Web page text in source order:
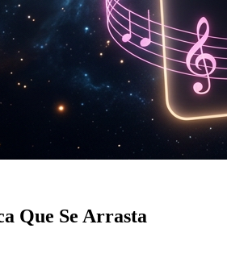
Que Se Arrasta